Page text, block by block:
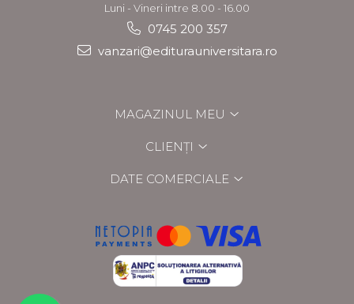
Luni - Vineri intre 8.00 - 16.00
0745 200 357
vanzari@editurauniversitara.ro
MAGAZINUL MEU
CLIENȚI
DATE COMERCIALE